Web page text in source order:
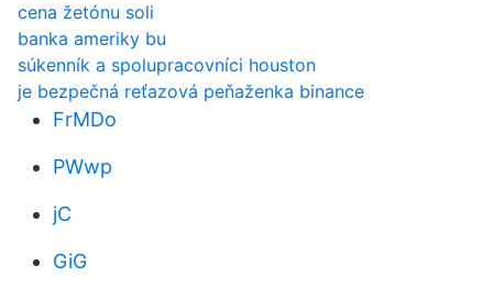
cena žetónu soli
banka ameriky bu
súkenník a spolupracovníci houston
je bezpečná reťazová peňaženka binance
FrMDo
PWwp
jC
GiG